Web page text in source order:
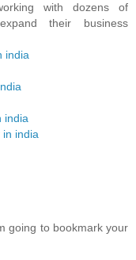
with dozens of
their business
india
india
in india
going to bookmark your